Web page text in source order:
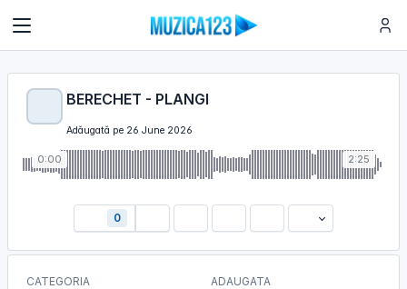
BERECHET - PLANGI
Adăugată pe 26 June 2026
0:00 2:25
0
CATEGORIA ADAUGATA